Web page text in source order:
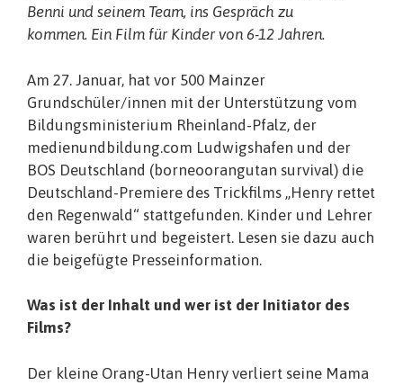
Benni und seinem Team, ins Gespräch zu
kommen. Ein Film für Kinder von 6-12 Jahren.
Am 27. Januar, hat vor 500 Mainzer
Grundschüler/innen mit der Unterstützung vom
Bildungsministerium Rheinland-Pfalz, der
medienundbildung.com Ludwigshafen und der
BOS Deutschland (borneoorangutan survival) die
Deutschland-Premiere des Trickfilms „Henry rettet
den Regenwald“ stattgefunden. Kinder und Lehrer
waren berührt und begeistert. Lesen sie dazu auch
die beigefügte Presseinformation.
Was ist der Inhalt und wer ist der Initiator des
Films?
Der kleine Orang-Utan Henry verliert seine Mama